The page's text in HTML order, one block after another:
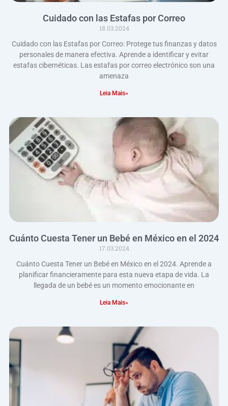
Cuidado con las Estafas por Correo
18.03.2024
Cuidado con las Estafas por Correo: Protege tus finanzas y datos
personales de manera efectiva. Aprende a identificar y evitar
estafas cibernéticas. Las estafas por correo electrónico son una
amenaza
Leia Mais»
Cuánto Cuesta Tener un Bebé en México en el 2024
17.03.2024
Cuánto Cuesta Tener un Bebé en México en el 2024. Aprende a
planificar financieramente para esta nueva etapa de vida. La
llegada de un bebé es un momento emocionante en
Leia Mais»